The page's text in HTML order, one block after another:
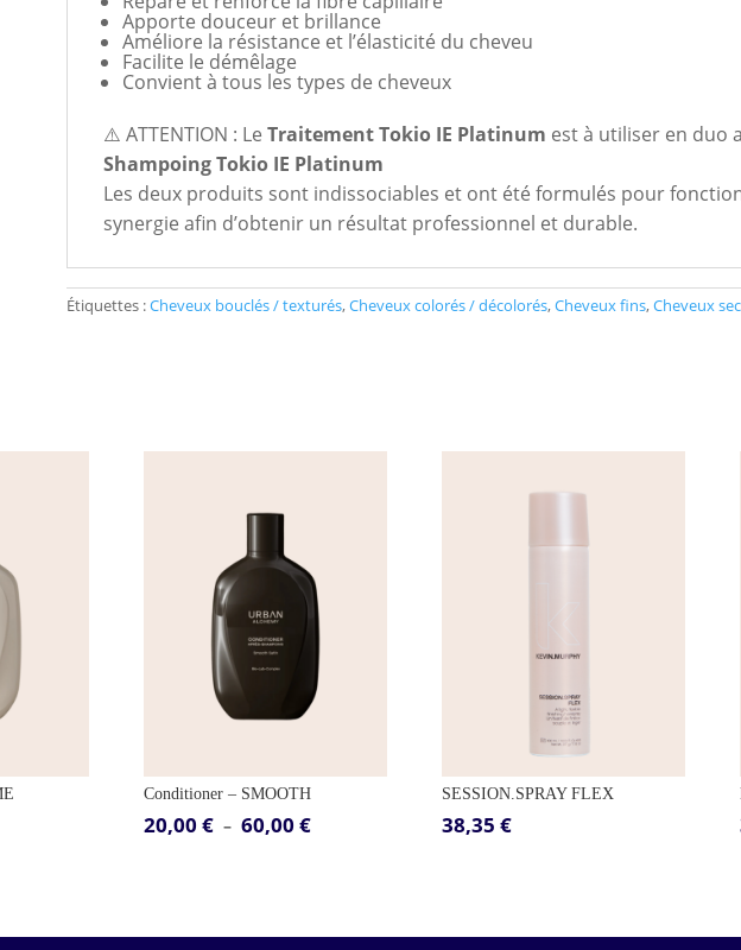
Apporte douceur et brillance
Améliore la résistance et l’élasticité du cheveu
Facilite le démêlage
Convient à tous les types de cheveux
⚠️ ATTENTION : Le Traitement Tokio IE Platinum est à utiliser en duo
Shampoing Tokio IE Platinum
Les deux produits sont indissociables et ont été formulés pour
synergie afin d’obtenir un résultat professionnel et durable.
Étiquettes :Cheveux bouclés / texturés,Cheveux colorés / décolorés,Cheveux fins,Cheveux
Conditioner – SMOOTH
20,00€ – 60,00€Plage
SESSION.SPRAY FLEX
38,35€